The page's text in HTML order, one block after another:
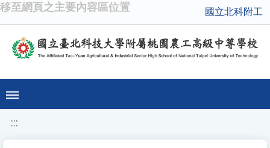
移至網頁之主要內容區位置 國立北科附工
:::